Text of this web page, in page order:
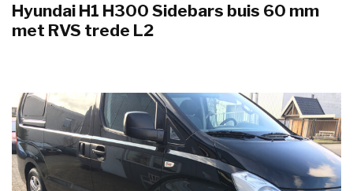
Hyundai H1 H300 Sidebars buis 60 mm
met RVS trede L2